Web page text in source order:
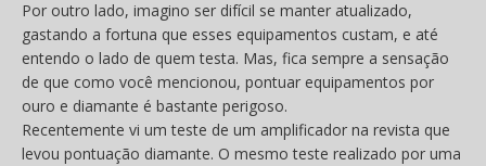
Por outro lado, imagino ser difícil se manter atualizado,
gastando a fortuna que esses equipamentos custam, e até
entendo o lado de quem testa. Mas, fica sempre a sensação
de que como você mencionou, pontuar equipamentos por
ouro e diamante é bastante perigoso.
Recentemente vi um teste de um amplificador na revista que
levou pontuação diamante. O mesmo teste realizado por uma